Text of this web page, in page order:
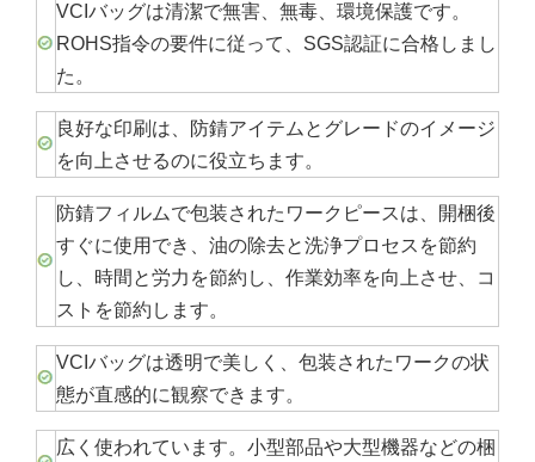
VCIバッグは清潔で無害、無毒、環境保護です。
ROHS指令の要件に従って、SGS認証に合格しまし
た。
良好な印刷は、防錆アイテムとグレードのイメージ
を向上させるのに役立ちます。
防錆フィルムで包装されたワークピースは、開梱後
すぐに使用でき、油の除去と洗浄プロセスを節約
し、時間と労力を節約し、作業効率を向上させ、コ
ストを節約します。
VCIバッグは透明で美しく、包装されたワークの状
態が直感的に観察できます。
広く使われています。小型部品や大型機器などの梱